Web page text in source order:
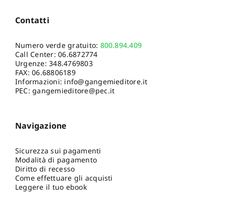
Contatti
Numero verde gratuito: 800.894.409
Call Center:06.6872774
Urgenze:348.4769803
FAX: 06.68806189
Informazioni: info@gangemieditore.it
PEC: gangemieditore@pec.it
Navigazione
Sicurezza sui pagamenti
Modalità di pagamento
Diritto di recesso
Come effettuare gli acquisti
Leggere il tuo ebook